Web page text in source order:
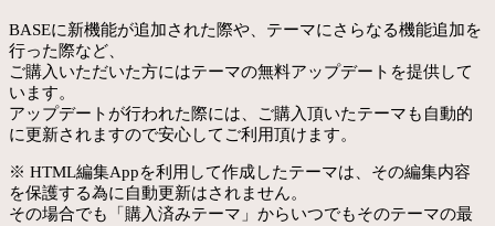
BASEに新機能が追加された際や、テーマにさらなる機能追加を
行った際など、
ご購入いただいた方にはテーマの無料アップデートを提供して
います。
アップデートが行われた際には、ご購入頂いたテーマも自動的
に更新されますので安心してご利用頂けます。
※ HTML編集Appを利用して作成したテーマは、その編集内容
を保護する為に自動更新はされません。
その場合でも「購入済みテーマ」からいつでもそのテーマの最